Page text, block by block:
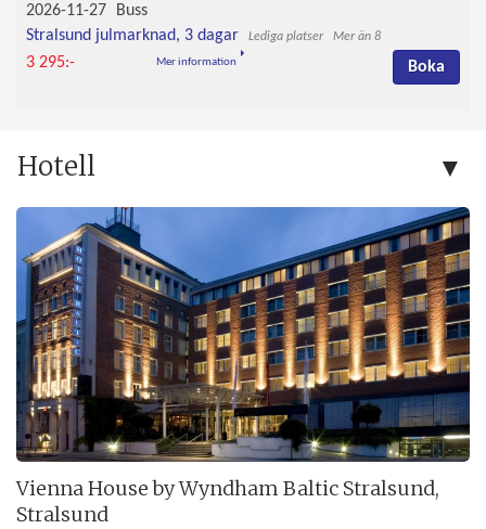
2026-11-27
Buss
Stralsund julmarknad, 3 dagar
Mer än 8
3 295:- Boka
Mer information
Hotell
Vienna House by Wyndham Baltic Stralsund,
Stralsund